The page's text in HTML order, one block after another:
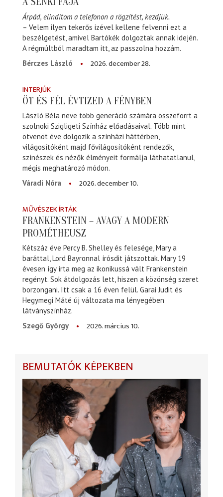
Árpád, elindítom a telefonon a rögzítést, kezdjük.
– Velem ilyen tekerős izével kellene felvenni ezt a
beszélgetést, amivel Bartókék dolgoztak annak idején.
A régmúltból maradtam itt, az passzolna hozzám.
Bérczes László
2026. december 28.
INTERJÚK
ÖT ÉS FÉL ÉVTIZED A FÉNYBEN
László Béla neve több generáció számára összeforrt a
szolnoki Szigligeti Színház előadásaival. Több mint
ötvenöt éve dolgozik a színházi háttérben,
világosítóként majd fővilágosítóként rendezők,
színészek és nézők élményeit formálja láthatatlanul,
mégis meghatározó módon.
Váradi Nóra
2026. december 10.
MŰVÉSZEK ÍRTÁK
FRANKENSTEIN – AVAGY A MODERN
PROMÉTHEUSZ
Kétszáz éve Percy B. Shelley és felesége, Mary a
baráttal, Lord Bayronnal írósdit játszottak. Mary 19
évesen így írta meg az ikonikussá vált Frankenstein
regényt. Sok átdolgozás lett, hiszen a közönség szeret
borzongani. Itt csak a 16 éven felül. Garai Judit és
Hegymegi Máté új változata ma lényegében
látványszínház.
Szegő György
2026. március 10.
BEMUTATÓK KÉPEKBEN